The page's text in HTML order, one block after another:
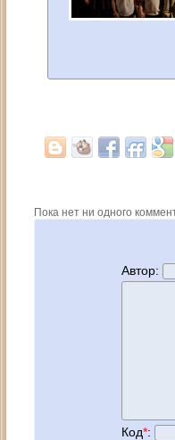
Пока нет ни одного
Автор:
Код*: